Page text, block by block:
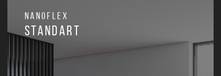
Nanoflex
Standart